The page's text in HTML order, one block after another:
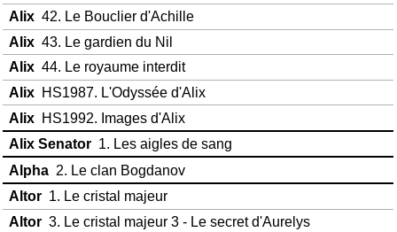
Alix42. Le Bouclier d'Achille
Alix43. Le gardien du Nil
Alix44. Le royaume interdit
AlixHS1987. L'Odyssée d'Alix
AlixHS1992. Images d'Alix
Alix Senator1. Les aigles de sang
Alpha 2. Le clan Bogdanov
Altor1. Le cristal majeur
Altor3. Le cristal majeur 3 - Le secret d'Aurelys